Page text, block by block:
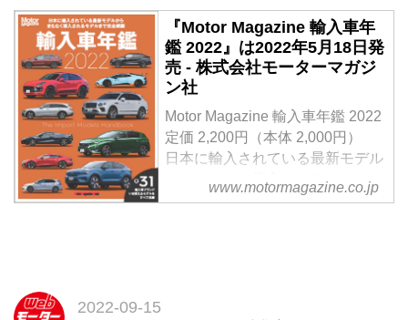
フィアット パンダの限定車「4×4
Succosa（スッコーサ）」を設
定、80台限定で7月13日から発売
する。
『Motor Magazine 輸入車年
鑑 2022』は2022年5月18日発
売 - 株式会社モーターマガジ
ン社
Motor Magazine 輸入車年鑑 2022
定価 2,200円（本体 2,000円）
日本に輸入されている最新モデル
からまもなく導入されるモデルま
で全31ブランド完全網羅
www.motormagazine.co.jp
2022-09-15